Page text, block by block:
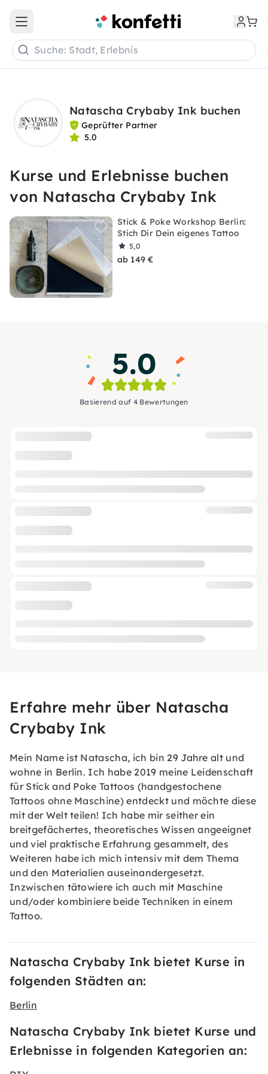
Open main menu
Suche: Stadt, Erlebnis
Natascha Crybaby Ink buchen
Geprüfter Partner
5.0
Kurse und Erlebnisse buchen
von Natascha Crybaby Ink
Stick & Poke Workshop Berlin:
Stich Dir Dein eigenes Tattoo
5,0
ab 149 €
5.0
Basierend auf 4 Bewertungen
Erfahre mehr über Natascha
Crybaby Ink
Mein Name ist Natascha, ich bin 29 Jahre alt und
wohne in Berlin. Ich habe 2019 meine Leidenschaft
für Stick and Poke Tattoos (handgestochene
Tattoos ohne Maschine) entdeckt und möchte diese
mit der Welt teilen! Ich habe mir seither ein
breitgefächertes, theoretisches Wissen angeeignet
und viel praktische Erfahrung gesammelt, des
Weiteren habe ich mich intensiv mit dem Thema
und den Materialien auseinandergesetzt.
Inzwischen tätowiere ich auch mit Maschine
und/oder kombiniere beide Techniken in einem
Tattoo.
Natascha Crybaby Ink bietet Kurse in
folgenden Städten an:
Berlin
Natascha Crybaby Ink bietet Kurse und
Erlebnisse in folgenden Kategorien an: